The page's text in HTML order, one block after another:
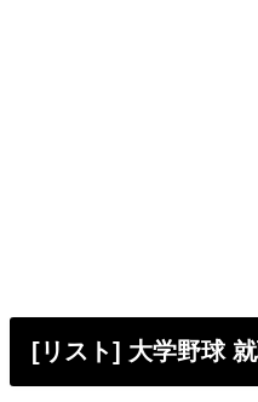
[リスト] 大学野球